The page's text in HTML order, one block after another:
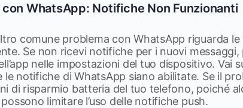
con WhatsApp: Notifiche Non Funzionanti
comune problema con WhatsApp riguarda
Se non ricevi notifiche per i nuovi
nelle impostazioni del tuo dispositivo. Vai
le notifiche di WhatsApp siano abilitate. Se il
di risparmio batteria del tuo telefono, poiché
limitare l’uso delle notifiche push.